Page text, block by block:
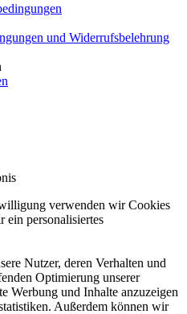
und Widerrufsbelehrung
verwenden wir Cookies
ein personalisiertes
Nutzer, deren Verhalten und
Optimierung unserer
Werbung und Inhalte anzuzeigen
Außerdem können wir